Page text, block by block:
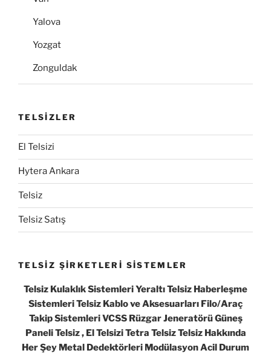
Yalova
Yozgat
Zonguldak
TELSİZLER
El Telsizi
Hytera Ankara
Telsiz
Telsiz Satış
TELSİZ ŞİRKETLERİ SİSTEMLER
Telsiz Kulaklık Sistemleri Yeraltı Telsiz Haberleşme
Sistemleri Telsiz Kablo ve Aksesuarları Filo/Araç
Takip Sistemleri VCSS Rüzgar Jeneratörü Güneş
Paneli Telsiz , El Telsizi Tetra Telsiz Telsiz Hakkında
Her Şey Metal Dedektörleri Modülasyon Acil Durum